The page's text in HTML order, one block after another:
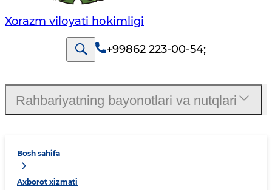
Xorazm vilоyati hоkimligi
+99862 223-00-54;
Bosh sahifa
Axborot xizmati
Rahbariyatning bayonotlari va nutqlari